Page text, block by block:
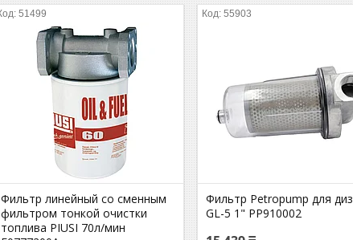
51499
Фильтр линейный со сменным
фильтром тонкой очистки
топлива PIUSI 70л/мин
55903
Фильтр Petropump для
GL-5 1" PP910002